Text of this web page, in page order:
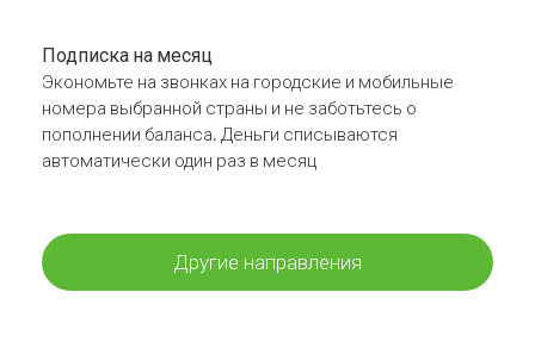
Подписка на месяц
Экономьте на звонках на городские и мобильные
номера выбранной страны и не заботьтесь о
пополнении баланса. Деньги списываются
автоматически один раз в месяц
Другие направления